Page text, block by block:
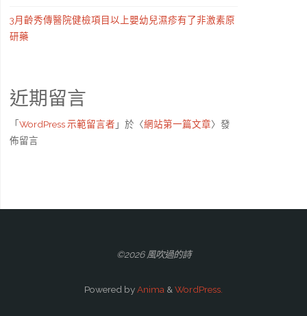
3月齡秀傳醫院健檢項目以上嬰幼兒濕疹有了非激素原
研藥
近期留言
「WordPress 示範留言者 」於〈網站第一篇文章〉發
佈留言
©2026 風吹過的詩
Powered byAnima & WordPress.